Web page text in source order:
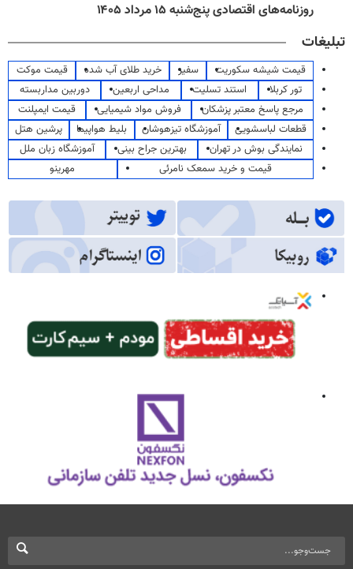
روزنامه‌های اقتصادی پنج‌شنبه ۱۵ مرداد ۱۴۰۵
تبلیغات
قیمت شیشه سکوریت سفیر خرید طلای آب شده
قیمت موکت
تور کربلا
استند تسلیت مداحی اربعین
دوربین مداربسته
مرجع پاسخ معتبر پزشکان
فروش مواد شیمیایی
قیمت ایمپلنت
قطعات لباسشویی
آموزشگاه تیزهوشان بلیط هواپیما
پرشین هتل
نمایندگی بوش در تهران
بهترین جراح بینی
آموزشگاه زبان ملل
قیمت و خرید سمعک نامرئی
مهرینو